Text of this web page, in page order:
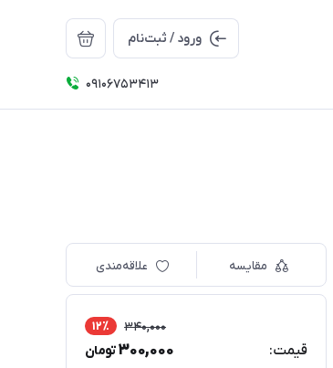
ورود / ثبت‌نام
09106753413
مقایسه علاقه‌مندی
قیمت:
340,000 12٪
300,000تومان